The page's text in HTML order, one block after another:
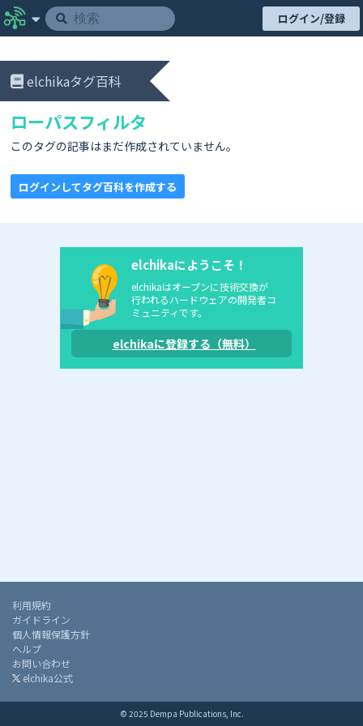
ログイン/登録
elchikaタグ百科
ローパスフィルタ
このタグの記事はまだ作成されていません。
ログインしてタグ百科を作成する
elchikaにようこそ！
elchikaはオープンに技術交換が
行われるハードウェアの開発者コ
ミュニティです。
elchikaに登録する（無料）
利用規約
ガイドライン
個人情報保護方針
ヘルプ
お問い合わせ
elchika公式
© 2025 Dempa Publications, Inc.